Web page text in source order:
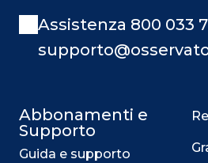
Assistenza 800 033
Abbonamenti e
Supporto
Guida e supporto